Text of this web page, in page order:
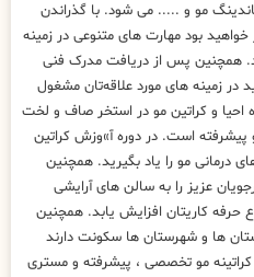
مو و ..... می شود. با گذراندن
بود مهارت های متنوعی در زمینه
همچنین پس از دریافت مدرک فنی
در زمینه های مورد علاقه‌تان مشغول
احیا و کراتین مو در استخر صاف و لخت
است. در دوره آ»وزش کراتین
درمانی مو را یاد بگیرید. همچنین
عزیز را به سالن های آرایشی
کاریتان افزایش یابد. همچنین
ها و شهرستان ها سکونت دارند
مو تخصصی ، پیشرفته و مستری